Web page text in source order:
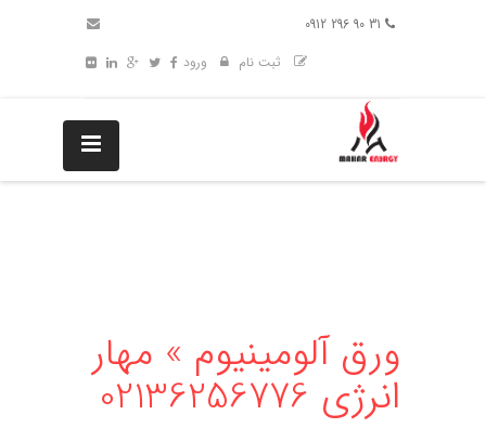
ثبت نام
ورود
ورق آلومینیوم » مهار
انرژی 02136256776